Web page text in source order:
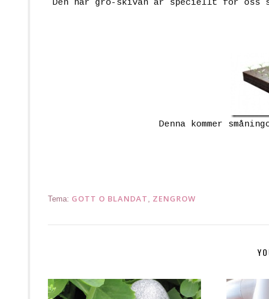
Den här gro-skivan är speciellt för oss
Denna kommer
Tema: GOTT O BLANDAT ZENGROW